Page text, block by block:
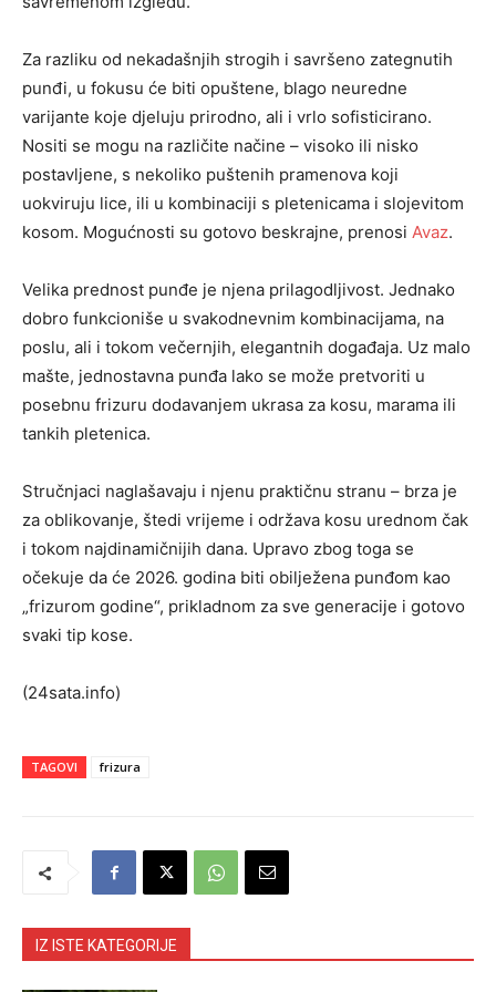
Za razliku od nekadašnjih strogih i savršeno zategnutih
punđi, u fokusu će biti opuštene, blago neuredne
varijante koje djeluju prirodno, ali i vrlo sofisticirano.
Nositi se mogu na različite načine – visoko ili nisko
postavljene, s nekoliko puštenih pramenova koji
uokviruju lice, ili u kombinaciji s pletenicama i slojevitom
kosom. Mogućnosti su gotovo beskrajne, prenosi Avaz.
Velika prednost punđe je njena prilagodljivost. Jednako
dobro funkcioniše u svakodnevnim kombinacijama, na
poslu, ali i tokom večernjih, elegantnih događaja. Uz malo
mašte, jednostavna punđa lako se može pretvoriti u
posebnu frizuru dodavanjem ukrasa za kosu, marama ili
tankih pletenica.
Stručnjaci naglašavaju i njenu praktičnu stranu – brza je
za oblikovanje, štedi vrijeme i održava kosu urednom čak
i tokom najdinamičnijih dana. Upravo zbog toga se
očekuje da će 2026. godina biti obilježena punđom kao
„frizurom godine“, prikladnom za sve generacije i gotovo
svaki tip kose.
(24sata.info)
TAGOVI frizura
IZ ISTE KATEGORIJE